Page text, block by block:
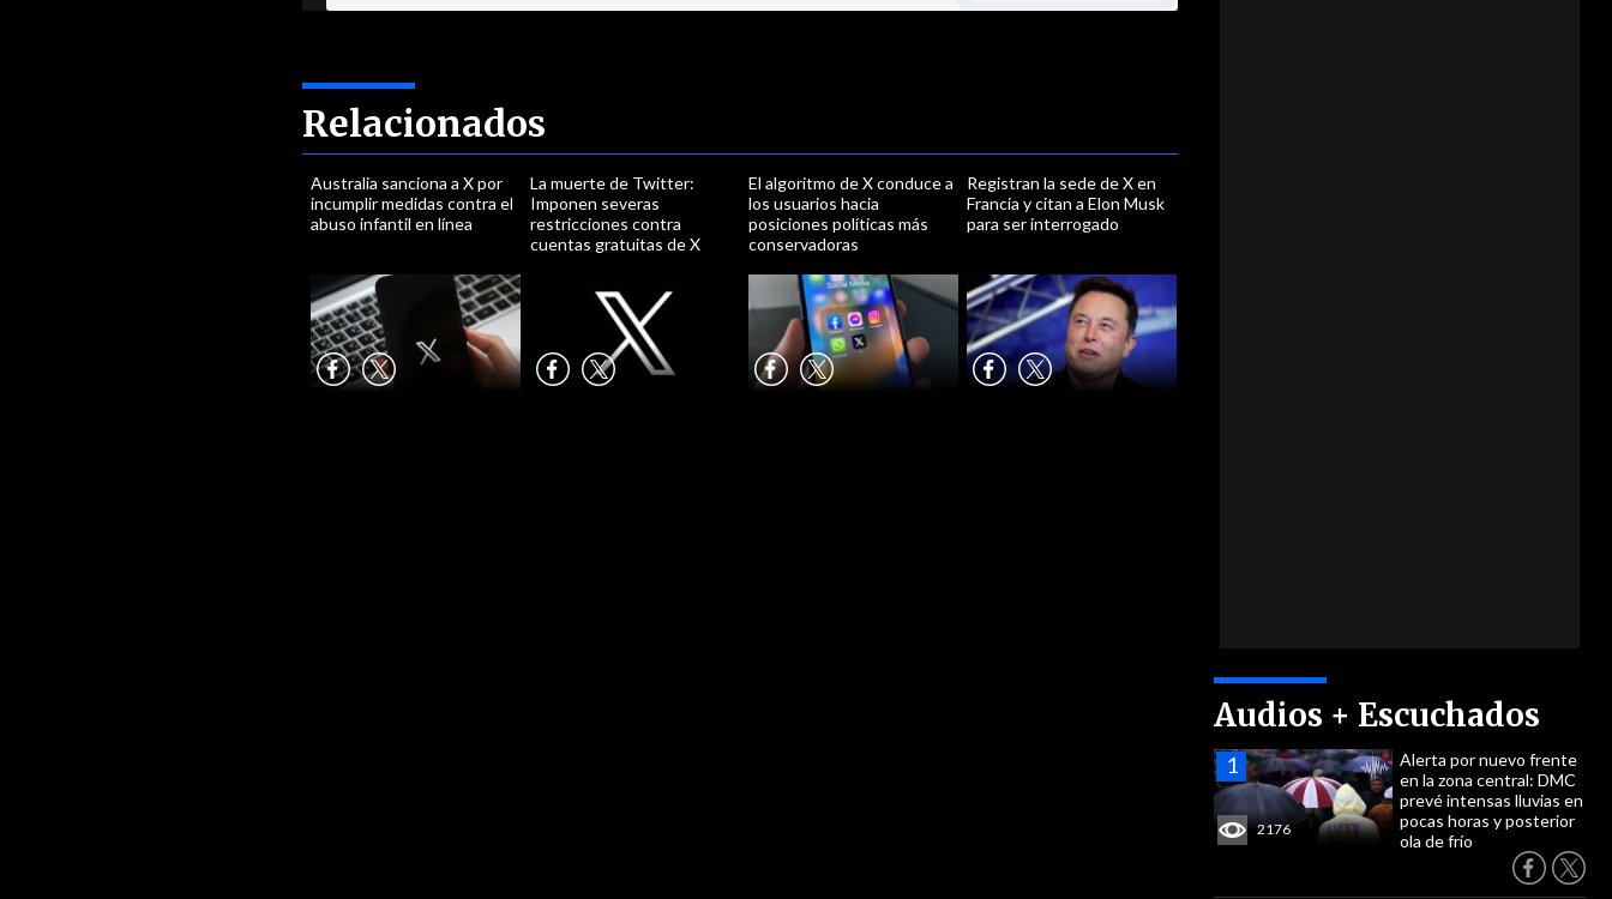
Audios + Escuchados
2176
Alerta por nuevo frente
en la zona central: DMC
prevé intensas lluvias en
pocas horas y posterior
ola de frío
Relacionados
Australia sanciona a X por
incumplir medidas contra el
abuso infantil en línea
La muerte de Twitter:
Imponen severas
restricciones contra
cuentas gratuitas de X
El algoritmo de X conduce a
los usuarios hacia
posiciones políticas más
conservadoras
Registran la sede de X en
Francia y citan a Elon Musk
para ser interrogado